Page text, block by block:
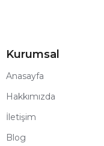
Kurumsal
Anasayfa
Hakkımızda
İletişim
Blog